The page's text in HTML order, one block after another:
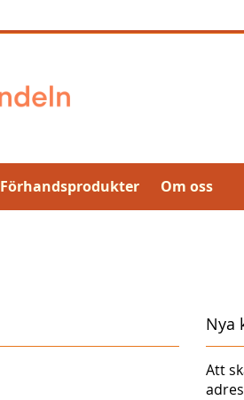
Förhandsprodukter Om oss
Nya
Att